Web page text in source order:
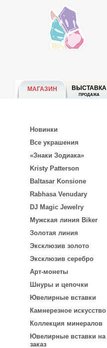
МАГАЗИН ВЫСТАВКА
ПРОДАЖА
Новинки
Все украшения
«Знаки Зодиака»
Kristy Patterson
Baltasar Konsione
Rabhasa Venudary
DJ Magic Jewelry
Мужская линия Biker
Золотая линия
Эксклюзив золото
Эксклюзив серебро
Арт-монеты
Шнуры и цепочки
Ювелирные вставки
Камнерезное искусство
Коллекция минералов
Ювелирные вставки на
заказ